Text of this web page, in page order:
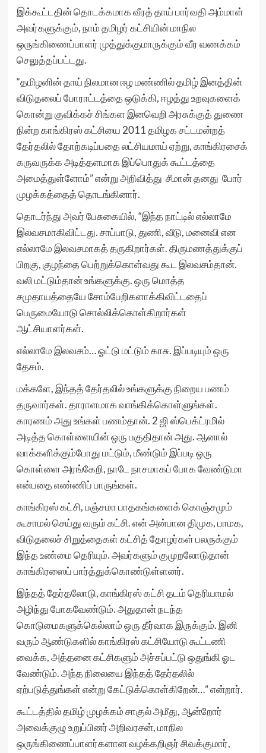
இக்கூட்டதின் தொடக்கமாக வீரத் தாய் பார்வதி அம்மாள்
அவர்களுக்கும், நாம் தமிழர் கட்சியின் மாநில
ஒருங்கிணைப்பாளர் முத்துக்குமாருக்கும் வீர வணக்கம்
செலுத்தப்பட்டது.
“தமிழனின் தாய் நிலமான ஈழ மண்ணில் தமிழ் இனத்தின்
விடுதலைப் போராட்டத்தை ஒடுக்கி, ஈழத்து உறவுகளைக்
கொன்று குவிக்கச் சிங்கள இனவெறி அரசுக்குத் துணை
நின்ற காங்கிரஸ் கட்சியை 2011 தமிழக சட்டமன்றத்
தேர்தலில் தோற்கடிப்பதை லட்சியமாய் ஏற்று, காங்கிரசைக்
கருவருக்க அடித்தளமாக இப்பொதுக் கூட்டத்தை
அமைத்துள்ளோம்” என்று அறிவித்து சீமான் தனது போர்
முழக்கத்தைத் தொடங்கினார்.
தொடர்ந்து அவர் பேசுகையில், “இந்த நாட்டில் எல்லாமே
இலவசமாகிவிட்டது. சாப்பாடு, துணி, வீடு, மனைவி என
எல்லாமே இலவசமாகத் தருகிறார்கள். திருமணத்துக்குப்
பிறகு, குழந்தை பெற்றுக்கொள்வது கூட இலவசம்தான்.
வலி மட்டும்தான் உங்களுக்கு. ஒரு மொத்த
சமுதாயத்தையே சோம்பேறிகளாக்கிவிட்டதைப்
பெருமையோடு சொல்லிக்கொள்கிறார்கள்
ஆட்சியாளர்கள்.
எல்லாமே இலவசம்… ஓட்டு மட்டும் காசு. இப்படியும் ஒரு
தேசம்.
மக்களே, இந்தத் தேர்தலில் உங்களுக்கு நிறைய பணம்
தருவார்கள். தாராளமாக வாங்கிக்கொள்ளுங்கள்.
காரணம் அது உங்கள் பணம்தான். 2 ஜி ஸ்பெக்ட்ரமில்
அடித்த கொள்ளையின் ஒரு பகுதிதான் அது. ஆனால்
வாக்களிக்கும்போது மட்டும், மீண்டும் இப்படி ஒரு
கொள்ளை அரங்கேறி, நாடே நாசமாகப் போக வேண்டுமா
என்பதை எண்ணிப் பாருங்கள்.
காங்கிரஸ் கட்சி, பஞ்சமா பாதகங்களைக் கொஞ்சமும்
கூசாமல் செய்து வரும் கட்சி. என் அன்பான திமுக, பாமக,
விடுதலைச் சிறுத்தைகள் கட்சித் தோழர்கள் பலருக்கும்
இந்த உண்மை தெரியும். அவர்களும் குமுறலோடுதான்
காங்கிரஸைப் பார்த்துக்கொண்டுள்ளனர்.
இந்தத் தேர்தலோடு, காங்கிரஸ் கட்சி தடம் தெரியாமல்
அழிந்து போகவேண்டும். அதுதான் நடந்த
கொடுமைகளுக்கெல்லாம் ஒரு தீர்வாக இருக்கும். இனி
வரும் ஆண்டுகளில் காங்கிரஸ் கட்சியோடு கூட்டணி
வைக்க, அத்தனை கட்சிகளும் அச்சப்பட்டு ஒதுங்கி ஓட
வேண்டும். அந்த நிலையை இந்தத் தேர்தலில்
ஏற்படுத்துங்கள் என்று கேட்டுக்கொள்கிறேன்…” என்றார்.
கூட்டத்தில் தமிழ் முழக்கம் சாகுல் அமீது, ஆன்றோர்
அவைக்குழு உறுப்பினர் அறிவரசன், மாநில
ஒருங்கிணைப்பாளர்களான வழக்கறிஞர் சிவக்குமார்,